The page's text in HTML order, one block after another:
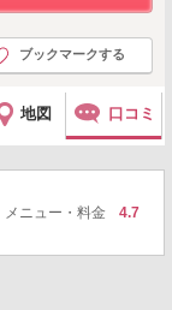
ブックマークする
地図 口コミ
メニュー・料金 4.7